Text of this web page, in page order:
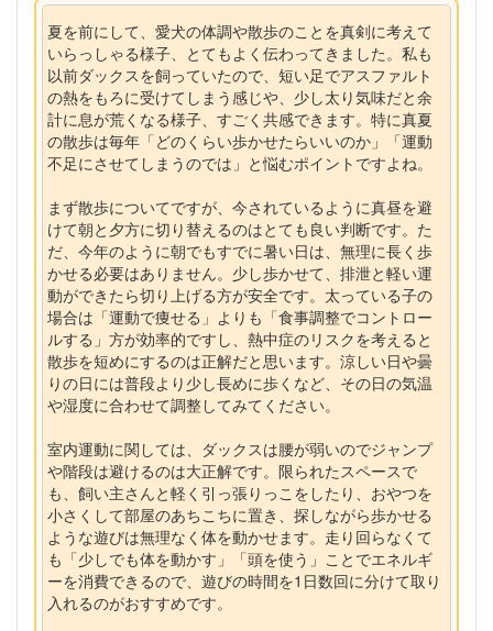
夏を前にして、愛犬の体調や散歩のことを真剣に考えて
いらっしゃる様子、とてもよく伝わってきました。私も
以前ダックスを飼っていたので、短い足でアスファルト
の熱をもろに受けてしまう感じや、少し太り気味だと余
計に息が荒くなる様子、すごく共感できます。特に真夏
の散歩は毎年「どのくらい歩かせたらいいのか」「運動
不足にさせてしまうのでは」と悩むポイントですよね。
まず散歩についてですが、今されているように真昼を避
けて朝と夕方に切り替えるのはとても良い判断です。た
だ、今年のように朝でもすでに暑い日は、無理に長く歩
かせる必要はありません。少し歩かせて、排泄と軽い運
動ができたら切り上げる方が安全です。太っている子の
場合は「運動で痩せる」よりも「食事調整でコントロー
ルする」方が効率的ですし、熱中症のリスクを考えると
散歩を短めにするのは正解だと思います。涼しい日や曇
りの日には普段より少し長めに歩くなど、その日の気温
や湿度に合わせて調整してみてください。
室内運動に関しては、ダックスは腰が弱いのでジャンプ
や階段は避けるのは大正解です。限られたスペースで
も、飼い主さんと軽く引っ張りっこをしたり、おやつを
小さくして部屋のあちこちに置き、探しながら歩かせる
ような遊びは無理なく体を動かせます。走り回らなくて
も「少しでも体を動かす」「頭を使う」ことでエネルギ
ーを消費できるので、遊びの時間を1日数回に分けて取り
入れるのがおすすめです。